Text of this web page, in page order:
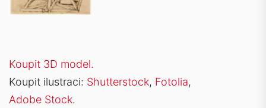
Koupit 3D model.
Koupit ilustraci: Shutterstock, Fotolia,
Adobe Stock.